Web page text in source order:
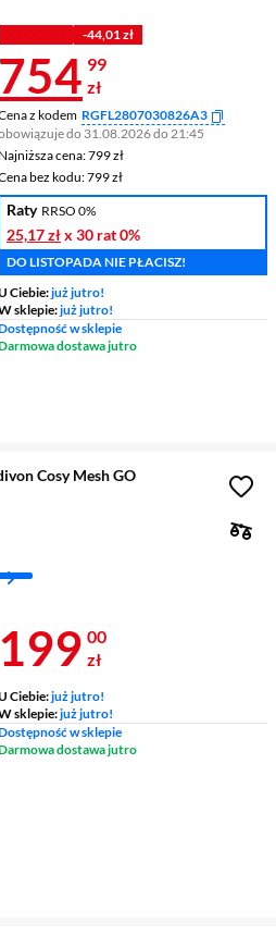
-44,01 zł
Cena 754,99
754 99
zł
z kodem RGFL2807030826A3
do 31.08.2026 do 21:45
Najniższa cena: 799 zł
Najniższa cena:799 zł
bez kodu: 799 zł
bez kodu:799 zł
Raty RRSO 0%
25,17 złx 30 rat0%
DO LISTOPADA NIE PŁACISZ!
Ciebie:już jutro!
sklepie:już jutro!
w sklepie
dostawa jutro
Cosy Mesh GO
Cena 199 zł
199 00
zł
Ciebie:już jutro!
sklepie:już jutro!
w sklepie
dostawa jutro